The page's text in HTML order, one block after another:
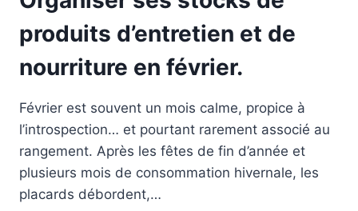
produits d’entretien et de
nourriture en février.
Février est souvent un mois calme, propice à
l’introspection… et pourtant rarement associé au
rangement. Après les fêtes de fin d’année et
plusieurs mois de consommation hivernale, les
placards débordent,…